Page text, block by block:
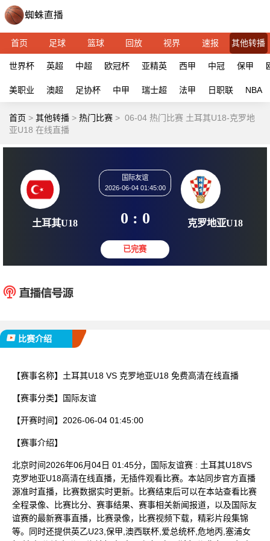
首页 足球 篮球 回放 视界 速报 其他转播
世界杯 英超 中超 欧冠杯 亚精英 西甲 中冠 保甲
美职业 澳超 足协杯 中甲 瑞士超 法甲 日职联 NBA
首页 > 其他转播 > 热门比赛 > 06-04 热门比赛 土耳其U18-克罗地
亚U18 在线直播
国际友谊
2026-06-04 01:45:00
0 : 0
比赛介绍
【赛事名称】 土耳其U18 VS 克罗地亚U18 免费高清在线直播
【赛事分类】 国际友谊
【开赛时间】 2026-06-04 01:45:00
【赛事介绍】
北京时间2026年06月04日 01:45分，国际友谊赛 : 土耳其U18VS
克罗地亚U18高清在线直播，无插件观看比赛。本站同步官方直播
源准时直播，比赛数据实时更新。比赛结束后可以在本站查看比赛
全程录像、比赛比分、赛事结果、赛事相关新闻报道，以及国际友
谊赛的最新赛事直播，比赛录像，比赛视频下载，精彩片段集锦
等。同时还提供英乙U23,保甲,澳西联杯,爱总统杯,危地丙,塞浦女